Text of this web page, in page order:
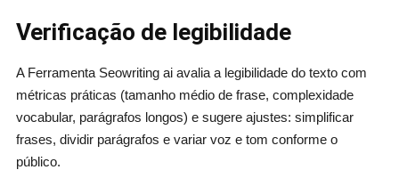
Verificação de legibilidade
A Ferramenta Seowriting ai avalia a legibilidade do texto com
métricas práticas (tamanho médio de frase, complexidade
vocabular, parágrafos longos) e sugere ajustes: simplificar
frases, dividir parágrafos e variar voz e tom conforme o
público.